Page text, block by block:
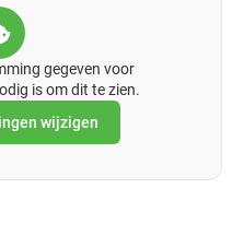
gegeven voor
is om dit te zien.
wijzigen